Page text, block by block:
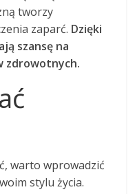
tworzy
zaparć. Dzięki
szansę na
zdrowotnych.
warto wprowadzić
stylu życia.